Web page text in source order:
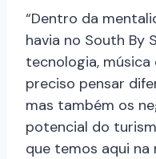
“Dentro da
havia no South By
tecnologia, música
preciso pensar
mas também os
potencial do
que temos aqui na